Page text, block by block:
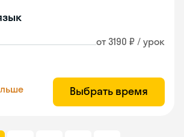
от 3190 ₽ / урок
Выбрать время